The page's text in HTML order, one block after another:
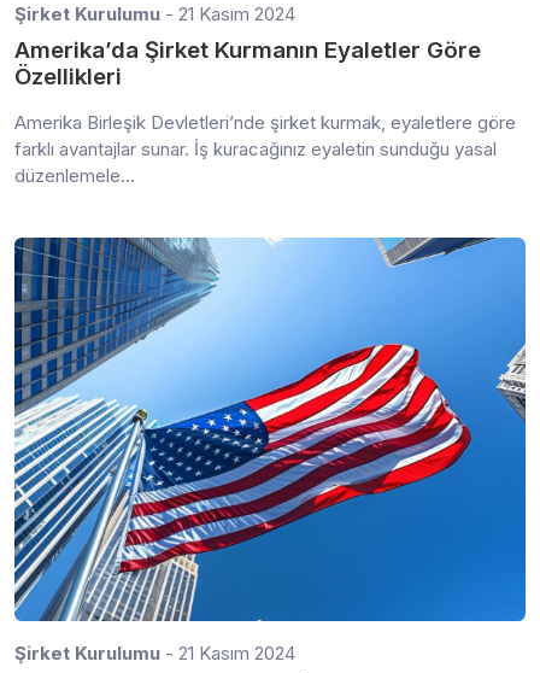
Şirket Kurulumu - 21 Kasım 2024
Amerika’da Şirket Kurmanın Eyaletler Göre
Özellikleri
Amerika Birleşik Devletleri’nde şirket kurmak, eyaletlere göre
farklı avantajlar sunar. İş kuracağınız eyaletin sunduğu yasal
düzenlemele...
Şirket Kurulumu - 21 Kasım 2024